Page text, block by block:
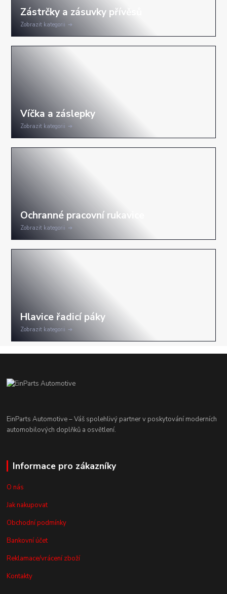
Zobrazit kategorii
Zobrazit kategorii
Zobrazit kategorii
Zobrazit kategorii
EinParts Automotive – Váš spolehlivý partner v poskytování moderních
automobilových doplňků a osvětlení.
Informace pro zákazníky
O nás
Jak nakupovat
Obchodní podmínky
Bankovní účet
Reklamace/vrácení zboží
Kontakty